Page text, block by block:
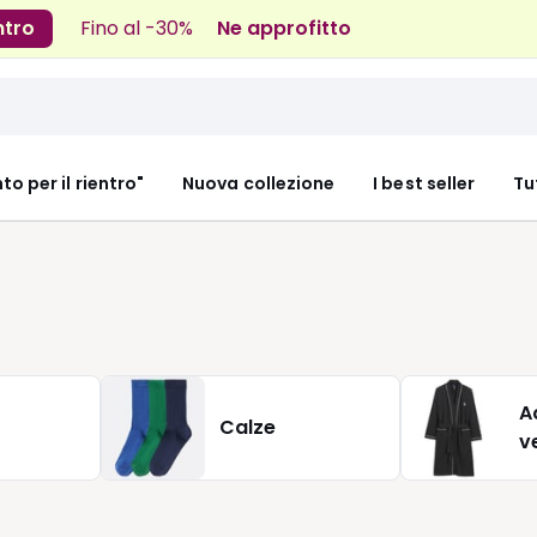
Fino al -30% Ne approfitto
per il rientro" Nuova collezione I best seller
Calze